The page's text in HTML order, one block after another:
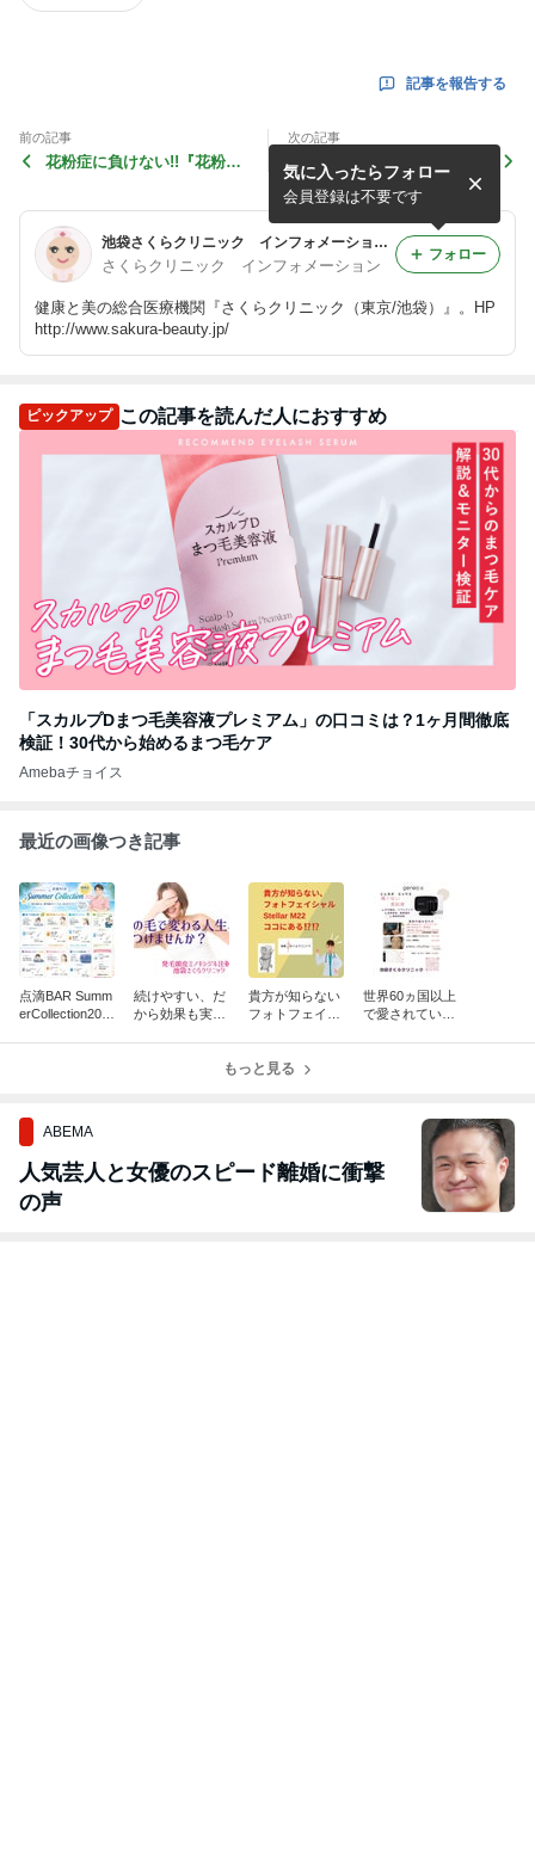
記事を報告する
前の記事
花粉症に負けない!!『花粉症
次の記事
当院の最新情報は公式Instag
ram<ikesakuraclinic>にて‼️
池袋さくらクリニック インフォメーションのブログ
さくらクリニック インフォメーション
健康と美の総合医療機関『さくらクリニック（東京/池袋）』。HP
http://www.sakura-beauty.jp/
気に入ったらフォロー
会員登録は不要です
フォロー
ピックアップ この記事を読んだ人におすすめ
「スカルプDまつ毛美容液プレミアム」の口コミは？1ヶ月間徹底
検証！30代から始めるまつ毛ケア
Amebaチョイス
最近の画像つき記事
点滴BAR Summ
erCollection202
続けやすい、だ
から効果も実感
貴方が知らない
フォトフェイシ
世界60ヵ国以上
で愛されている
もっと見る
ABEMA
人気芸人と女優のスピード離婚に衝撃
の声